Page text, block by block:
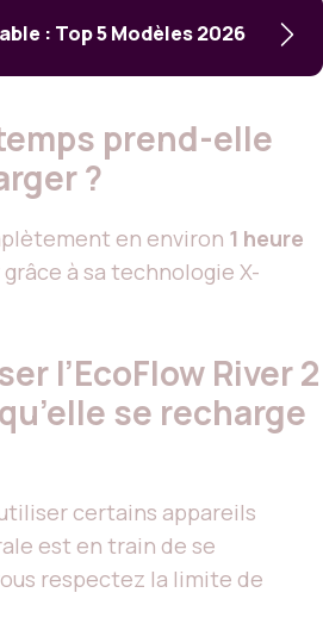
: Top 5 Modèles 2026
prend-elle
?
en environ 1 heure
à sa technologie X-
l’EcoFlow River 2
se recharge
certains appareils
est en train de se
respectez la limite de